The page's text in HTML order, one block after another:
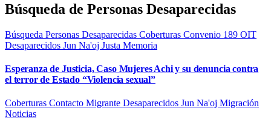
Búsqueda de Personas Desaparecidas
Búsqueda Personas Desaparecidas Coberturas Convenio 189 OIT
Desaparecidos Jun Na'oj Justa Memoria
Esperanza de Justicia, Caso Mujeres Achi y su denuncia contra
el terror de Estado “Violencia sexual”
Coberturas Contacto Migrante Desaparecidos Jun Na'oj Migración
Noticias